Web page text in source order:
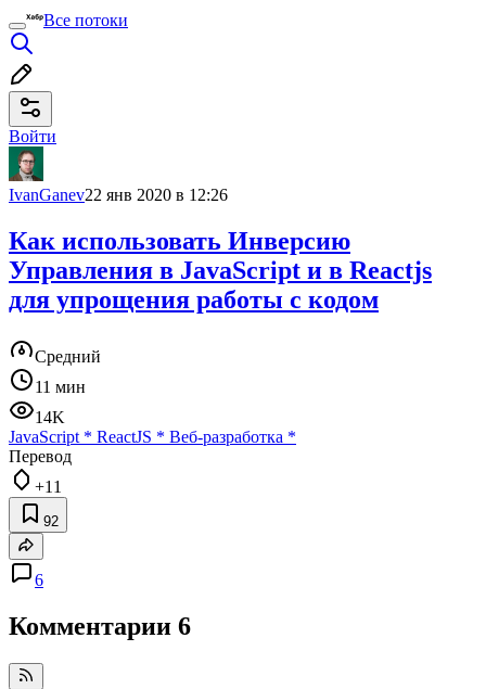
Все потоки
Войти
IvanGanev22 янв 2020 в 12:26
Как использовать Инверсию
Управления в JavaScript и в Reactjs
для упрощения работы с кодом
Средний
11 мин
14K
JavaScript * ReactJS * Веб-разработка *
Перевод
+11
92
6
Комментарии 6